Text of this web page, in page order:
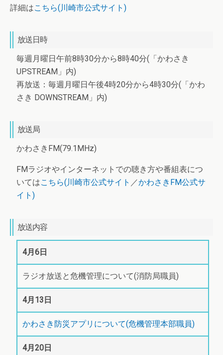
詳細はこちら(川崎市公式サイト)
放送日時
毎週月曜日午前8時30分から8時40分(「かわさき
UPSTREAM」内)
再放送：毎週月曜日午後4時20分から4時30分(「かわ
さき DOWNSTREAM」内)
放送局
かわさきFM(79.1MHz)
FMラジオやインターネットでの聴き方や番組表につ
いてはこちら(川崎市公式サイト ／かわさきFM公式サ
イト)
放送内容
4月6日
ラジオ放送と危機管理について(消防局職員)
4月13日
かわさき防災アプリについて(危機管理本部職員)
4月20日